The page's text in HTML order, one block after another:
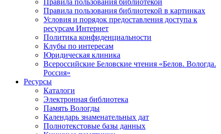
Правила пользования библиотекой
Правила пользования библиотекой в картинках
Условия и порядок предоставления доступа к
ресурсам Интернет
Политика конфиденциальности
Клубы по интересам
Юридическая клиника
Всероссийские Беловские чтения «Белов. Вологда.
Россия»
Ресурсы
Каталоги
Электронная библиотека
Память Вологды
Календарь знаменательных дат
Полнотекстовые базы данных